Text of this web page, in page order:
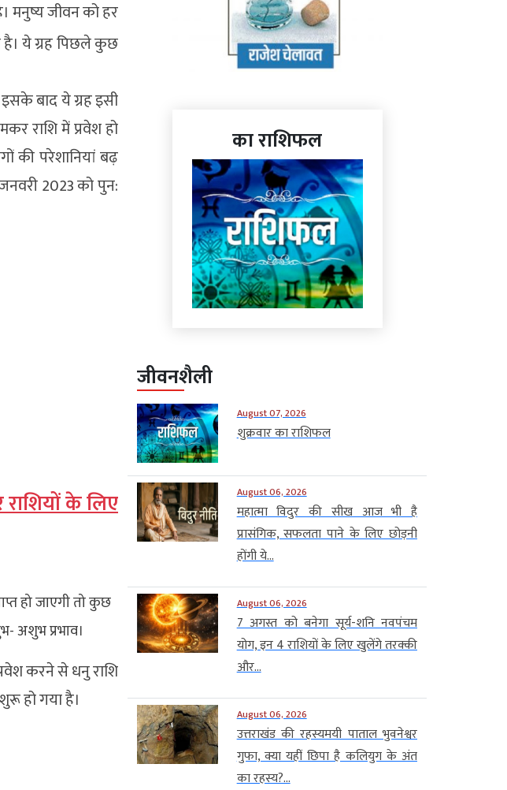
मनुष्य जीवन को हर
है। ये ग्रह पिछले कुछ
बाद ये ग्रह इसी
राशि में प्रवेश हो
की परेशानियां बढ़
2023 को पुन:
के लिए
हो जाएगी तो कुछ
अशुभ प्रभाव।
करने से धनु राशि
हो गया है।
का राशिफल
जीवनशैली
August 07, 2026
शुक्रवार का राशिफल
August 06, 2026
महात्मा विदुर की सीख आज भी है
प्रासंगिक, सफलता पाने के लिए छोड़नी
होंगी ये...
August 06, 2026
7 अगस्त को बनेगा सूर्य-शनि नवपंचम
योग, इन 4 राशियों के लिए खुलेंगे तरक्की
और...
August 06, 2026
उत्तराखंड की रहस्यमयी पाताल भुवनेश्वर
गुफा, क्या यहीं छिपा है कलियुग के अंत
का रहस्य?...